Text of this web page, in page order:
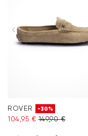
ROVER -30%
104,95 € 149,90 €